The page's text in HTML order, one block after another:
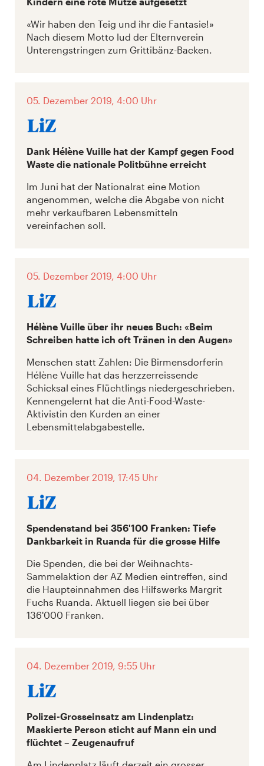
«Wir haben den Teig und ihr die Fantasie!»
Nach diesem Motto lud der Elternverein
Unterengstringen zum Grittibänz-Backen.
05. Dezember 2019, 4:00 Uhr
Dank Hélène Vuille hat der Kampf gegen Food
Waste die nationale Politbühne erreicht
Im Juni hat der Nationalrat eine Motion
angenommen, welche die Abgabe von nicht
mehr verkaufbaren Lebensmitteln
vereinfachen soll.
05. Dezember 2019, 4:00 Uhr
Hélène Vuille über ihr neues Buch: «Beim
Schreiben hatte ich oft Tränen in den Augen»
Menschen statt Zahlen: Die Birmensdorferin
Hélène Vuille hat das herzzerreissende
Schicksal eines Flüchtlings niedergeschrieben.
Kennengelernt hat die Anti-Food-Waste-
Aktivistin den Kurden an einer
Lebensmittelabgabestelle.
04. Dezember 2019, 17:45 Uhr
Spendenstand bei 356'100 Franken: Tiefe
Dankbarkeit in Ruanda für die grosse Hilfe
Die Spenden, die bei der Weihnachts-
Sammelaktion der AZ Medien eintreffen, sind
die Haupt­einnahmen des Hilfswerks Margrit
Fuchs Ruanda. Aktuell liegen sie bei über
136'000 Franken.
04. Dezember 2019, 9:55 Uhr
Polizei-Grosseinsatz am Lindenplatz:
Maskierte Person sticht auf Mann ein und
flüchtet – Zeugenaufruf